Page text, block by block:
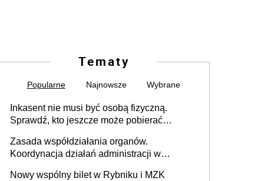
Tematy
Popularne Najnowsze Wybrane
Inkasent nie musi być osobą fizyczną.
Sprawdź, kto jeszcze może pobierać
Zasada współdziałania organów.
Koordynacja działań administracji w
Nowy wspólny bilet w Rybniku i MZK